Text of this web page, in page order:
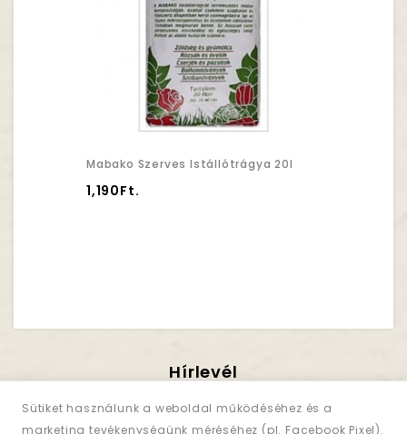
Sütiket használunk a weboldal működéséhez és a
marketing tevékenységünk méréséhez (pl. Facebook Pixel).
Mabako Szerves Istállótrágya 20l
1,190Ft.
Hírlevél
Iratkozzon Fel!